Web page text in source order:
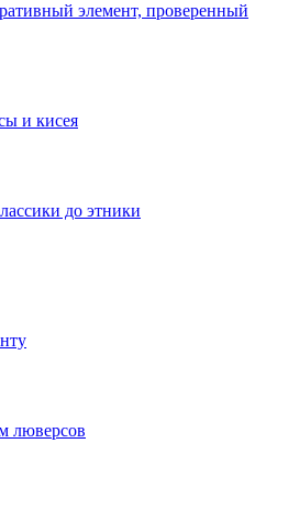
элемент, проверенный
и кисея
до этники
люверсов